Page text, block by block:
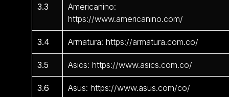
3.3
Americanino:
https://www.americanino.com/
3.4 Armatura: https://armatura.com.co/
3.5 Asics: https://www.asics.com.co/
3.6 Asus: https://www.asus.com/co/